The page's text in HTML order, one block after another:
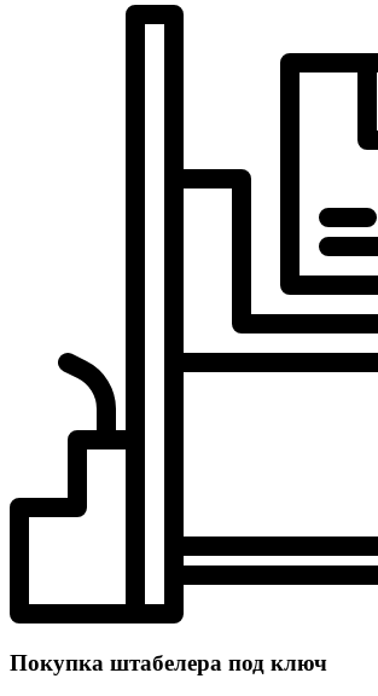
Покупка штабелера под ключ